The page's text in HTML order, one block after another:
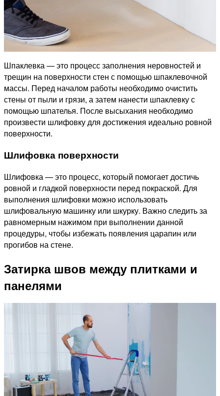
Шпаклевка — это процесс заполнения неровностей и
трещин на поверхности стен с помощью шпаклевочной
массы. Перед началом работы необходимо очистить
стены от пыли и грязи, а затем нанести шпаклевку с
помощью шпателья. После высыхания необходимо
произвести шлифовку для достижения идеально ровной
поверхности.
Шлифовка поверхности
Шлифовка — это процесс, который помогает достичь
ровной и гладкой поверхности перед покраской. Для
выполнения шлифовки можно использовать
шлифовальную машинку или шкурку. Важно следить за
равномерным нажимом при выполнении данной
процедуры, чтобы избежать появления царапин или
прогибов на стене.
Затирка швов между плитками и
панелями